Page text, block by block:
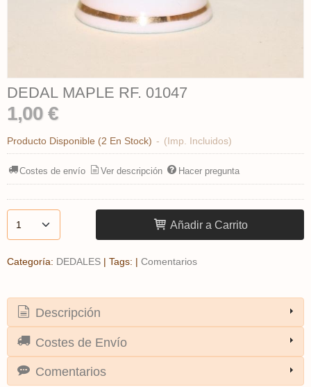
DEDAL MAPLE RF. 01047
1,00 €
Producto Disponible (2 En Stock) - (Imp. Incluidos)
Costes de envío Ver descripción Hacer pregunta
Añadir a Carrito
Categoría: DEDALES | Tags: | Comentarios
Descripción
Costes de Envío
Comentarios